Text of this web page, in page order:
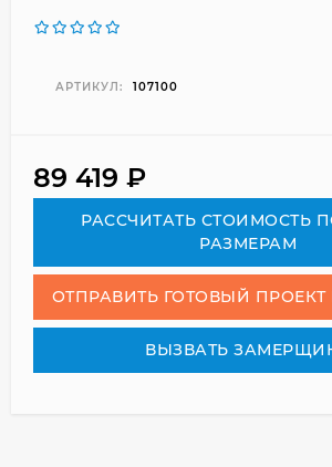
АРТИКУЛ: 107100
89 419 ₽
РАСCЧИТАТЬ СТОИМОСТЬ
РАЗМЕРАМ
ОТПРАВИТЬ ГОТОВЫЙ ПРОЕКТ
ВЫЗВАТЬ